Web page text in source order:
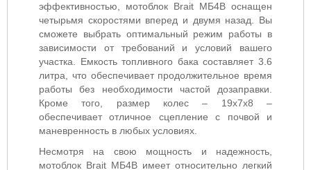
эффективностью, мотоблок Brait МБ4В оснащен
четырьмя скоростями вперед и двумя назад. Вы
сможете выбрать оптимальный режим работы в
зависимости от требований и условий вашего
участка. Емкость топливного бака составляет 3.6
литра, что обеспечивает продолжительное время
работы без необходимости частой дозаправки.
Кроме того, размер колес – 19х7х8 –
обеспечивает отличное сцепление с почвой и
маневренность в любых условиях.
Несмотря на свою мощность и надежность,
мотоблок Brait МБ4В имеет относительно легкий